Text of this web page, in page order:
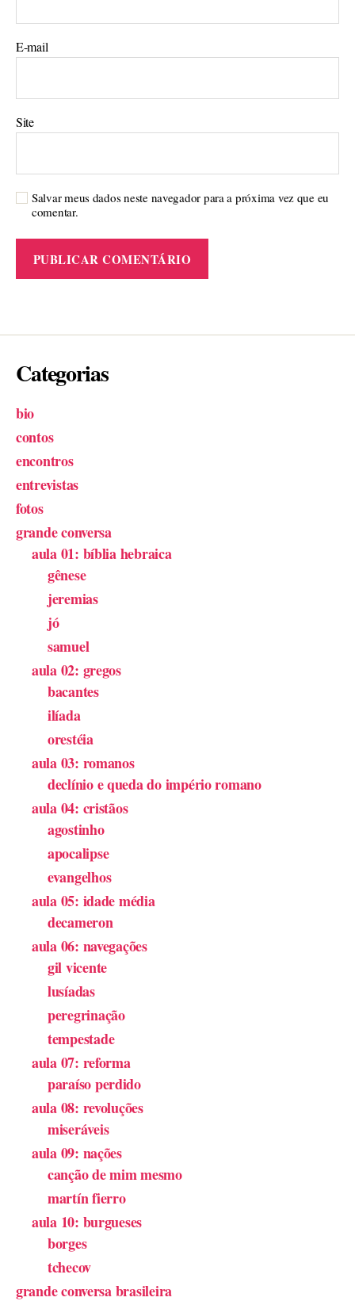
E-mail
Site
Salvar meus dados neste navegador para a próxima vez que eu
comentar.
Categorias
bio
contos
encontros
entrevistas
fotos
grande conversa
aula 01: bíblia hebraica
gênese
jeremias
jó
samuel
aula 02: gregos
bacantes
ilíada
orestéia
aula 03: romanos
declínio e queda do império romano
aula 04: cristãos
agostinho
apocalipse
evangelhos
aula 05: idade média
decameron
aula 06: navegações
gil vicente
lusíadas
peregrinação
tempestade
aula 07: reforma
paraíso perdido
aula 08: revoluções
miseráveis
aula 09: nações
canção de mim mesmo
martín fierro
aula 10: burgueses
borges
tchecov
grande conversa brasileira